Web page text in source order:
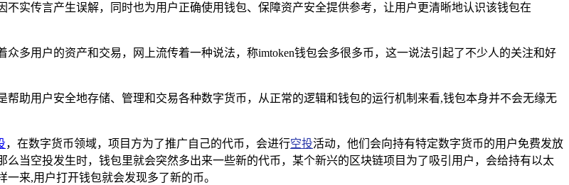
实传言产生误解，同时也为用户正确使用钱包、保障资产安全提供参考，让用户更清晰地认识该钱包在
多用户的资产和交易，网上流传着一种说法，称imtoken钱包会多很多币，这一说法引起了不少人的关注和好
帮助用户安全地存储、管理和交易各种数字货币，从正常的逻辑和钱包的运行机制来看,钱包本身并不会无缘无
，在数字货币领域，项目方为了推广自己的代币，会进行空投活动，他们会向持有特定数字货币的用户免费发放
当空投发生时，钱包里就会突然多出来一些新的代币，某个新兴的区块链项目为了吸引用户，会给持有以太
来,用户打开钱包就会发现多了新的币。